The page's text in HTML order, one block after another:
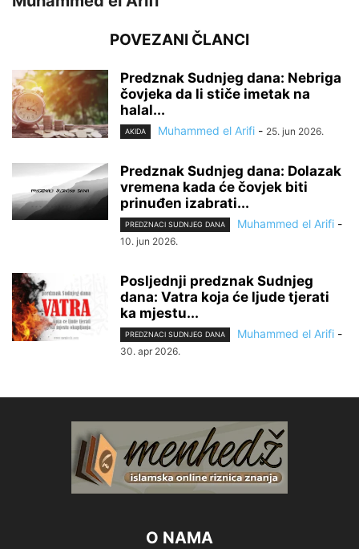
POVEZANI ČLANCI
Predznak Sudnjeg dana: Nebriga
čovjeka da li stiče imetak na
halal...
AKIDA Muhammed el Arifi - 25. jun 2026.
Predznak Sudnjeg dana: Dolazak
vremena kada će čovjek biti
prinuđen izabrati...
PREDZNACI SUDNJEG DANA Muhammed el Arifi -
10. jun 2026.
Posljednji predznak Sudnjeg
dana: Vatra koja će ljude tjerati
ka mjestu...
PREDZNACI SUDNJEG DANA Muhammed el Arifi -
30. apr 2026.
O NAMA